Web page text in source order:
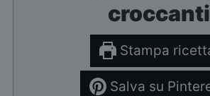
croccanti
Stampa
Salva su